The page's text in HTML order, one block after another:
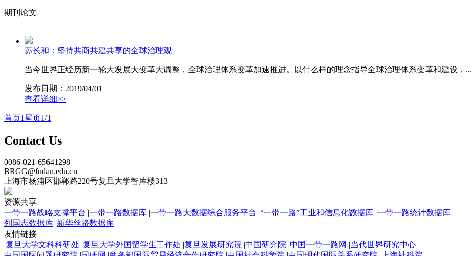
期刊论文
苏长和：坚持共商共建共享的全球治理观
当今世界正经历新一轮大发展大变革大调整，全球治理体系变革加速推进。以什么样的理念指导全球治理体系变革和建设，...
发布日期：2019/04/01
查看详细>>
首页1 尾页1/1
Contact Us
0086-021-65641298
BRGG@fudan.edu.cn
上海市杨浦区邯郸路220号复旦大学智库楼313
资源共享
一带一路战略支撑平台 |一带一路数据库 |一带一路大数据综合服务平台 |“一带一路”工业和信息化数据库 |一带一路统计数据库
列国志数据库 |新华丝路数据库
友情链接
|复旦大学文科科研处 |复旦大学外国留学生工作处 |复旦发展研究院 |中国研究院 |中国一带一路网 |当代世界研究中心